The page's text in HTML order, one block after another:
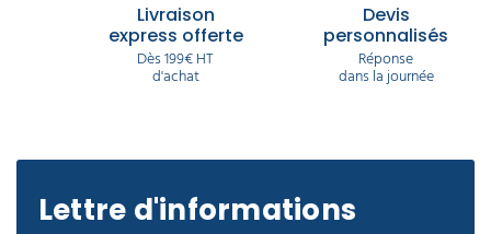
Livraison
express offerte
Dès 199€ HT
d'achat
Devis
personnalisés
Réponse
dans la journée
Lettre d'informations